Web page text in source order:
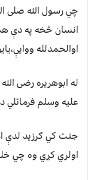
چي رسول الله صلی
انسان څخه په دې
اوالحمدلله
له ابوهريره رضی
عليه وسلم
جنت کي ګرزيد لدې
اولري کړي وه چي